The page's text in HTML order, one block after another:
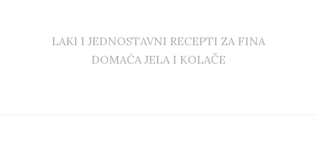
LAKI I JEDNOSTAVNI RECEPTI ZA FINA
DOMAĆA JELA I KOLAČE